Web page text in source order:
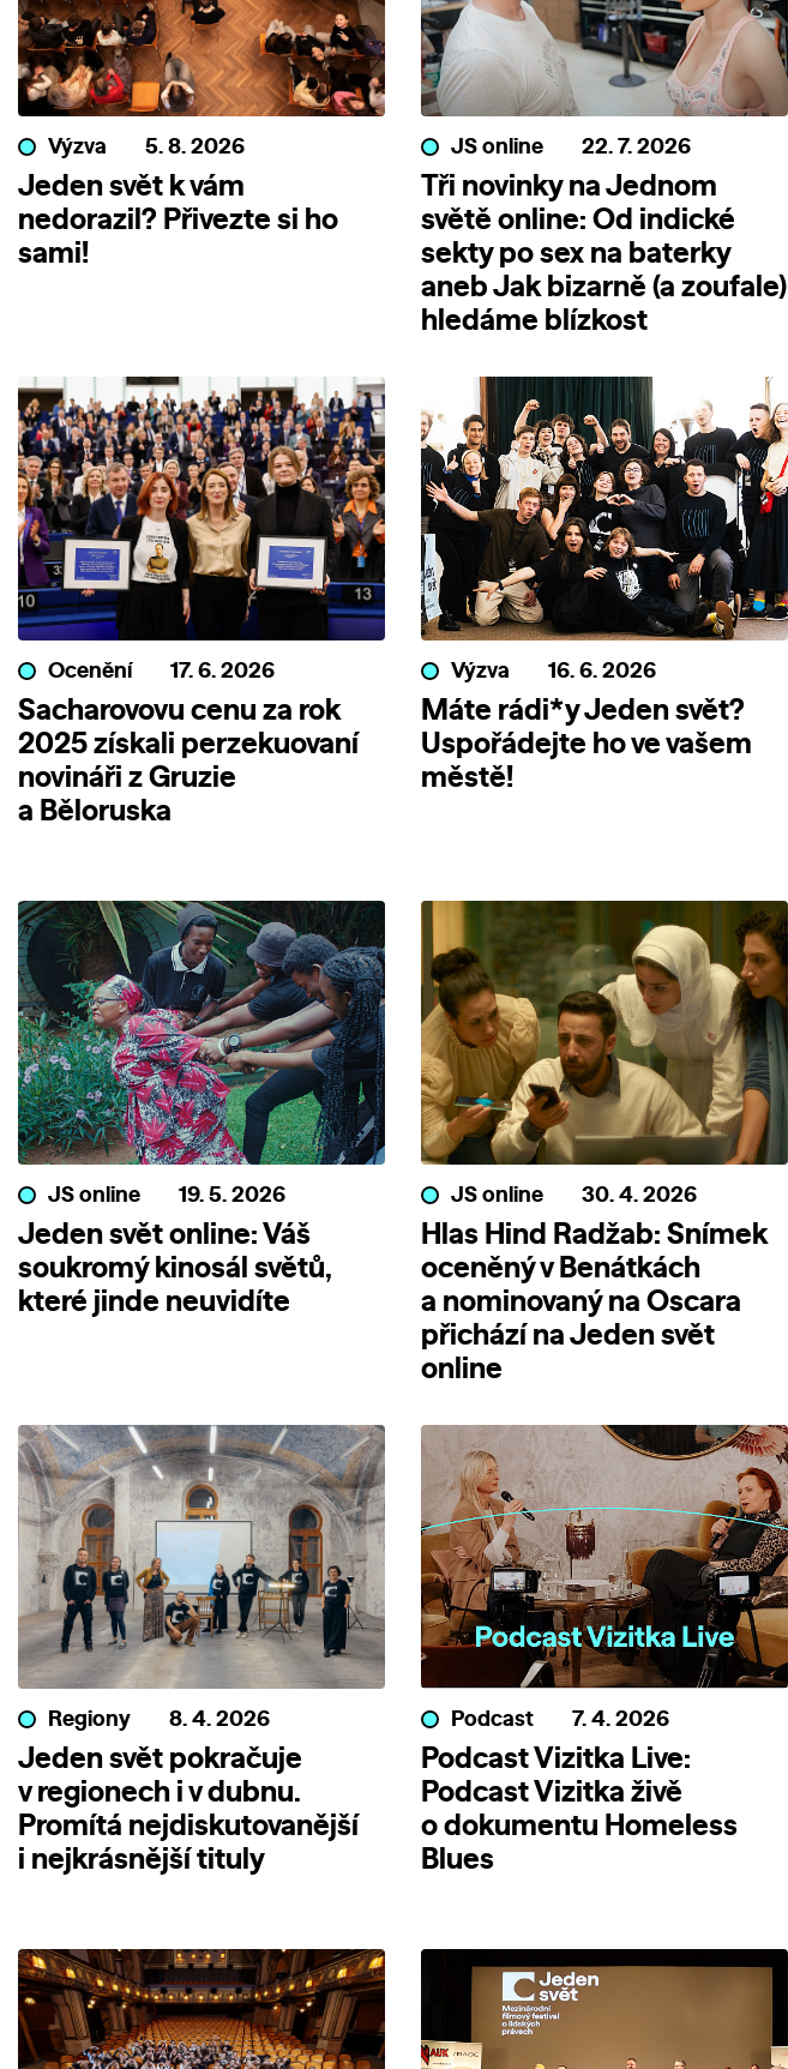
Výzva 5. 8. 2026
Jeden svět k vám
nedorazil? Přivezte si ho
sami!
JS online 22. 7. 2026
Tři novinky na Jednom
světě online: Od indické
sekty po sex na baterky
aneb Jak bizarně (a zoufale)
hledáme blízkost
Ocenění 17. 6. 2026
Sacharovovu cenu za rok
2025 získali perzekuovaní
novináři z Gruzie
a Běloruska
Výzva 16. 6. 2026
Máte rádi*y Jeden svět?
Uspořádejte ho ve vašem
městě!
JS online 19. 5. 2026
Jeden svět online: Váš
soukromý kinosál světů,
které jinde neuvidíte
JS online 30. 4. 2026
Hlas Hind Radžab: Snímek
oceněný v Benátkách
a nominovaný na Oscara
přichází na Jeden svět
online
Regiony 8. 4. 2026
Jeden svět pokračuje
v regionech i v dubnu.
Promítá nejdiskutovanější
i nejkrásnější tituly
Podcast 7. 4. 2026
Podcast Vizitka Live:
Podcast Vizitka živě
o dokumentu Homeless
Blues